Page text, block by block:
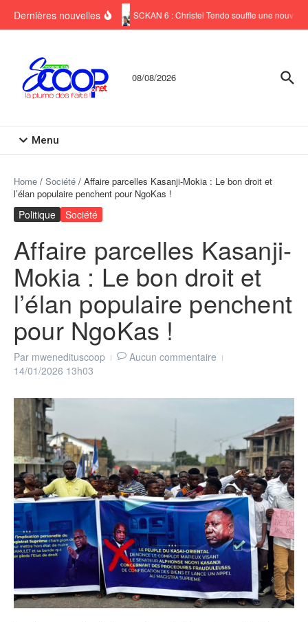
Dernières nouvelles SCKAN 6 : Christel Tendo souffle une nouvelle
08/08/2026
Menu
Home / Société / Affaire parcelles Kasanji-Mokia : Le bon droit et
l’élan populaire penchent pour NgoKas !
Politique Société
Affaire parcelles Kasanji-
Mokia : Le bon droit et
l’élan populaire penchent
pour NgoKas !
Par mwenedituscoop
Aucun commentaire
14/01/2026 13h03